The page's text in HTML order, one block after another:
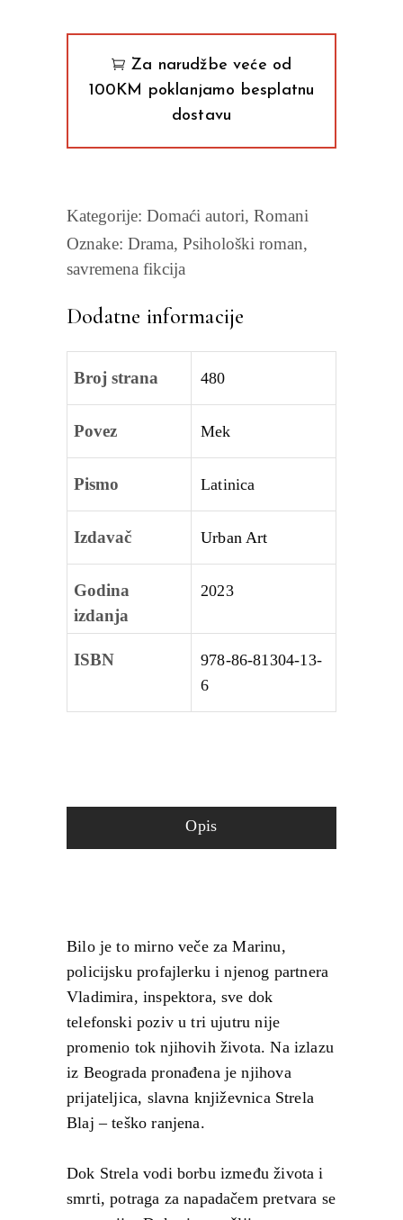
Za narudžbe veće od
100KM poklanjamo besplatnu
dostavu
Kategorije: Domaći autori, Romani
Oznake: Drama, Psihološki roman,
savremena fikcija
Dodatne informacije
Broj strana 480
Povez Mek
Pismo Latinica
Izdavač Urban Art
Godina
izdanja
2023
ISBN
978-86-81304-13-
6
Opis
Bilo je to mirno veče za Marinu,
policijsku profajlerku i njenog partnera
Vladimira, inspektora, sve dok
telefonski poziv u tri ujutru nije
promenio tok njihovih života. Na izlazu
iz Beograda pronađena je njihova
prijateljica, slavna književnica Strela
Blaj – teško ranjena.
Dok Strela vodi borbu između života i
smrti, potraga za napadačem pretvara se